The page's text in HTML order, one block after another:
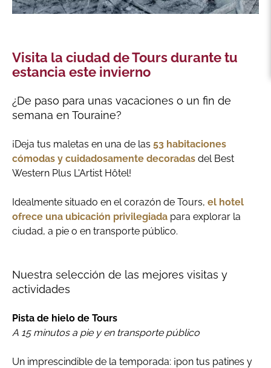
Visita la ciudad de Tours durante tu
estancia este invierno
¿De paso para unas vacaciones o un fin de
semana en Touraine?
¡Deja tus maletas en una de las 53 habitaciones
cómodas y cuidadosamente decoradas del Best
Western Plus L'Artist Hôtel!
Idealmente situado en el corazón de Tours, el hotel
ofrece una ubicación privilegiada para explorar la
ciudad, a pie o en transporte público.
Nuestra selección de las mejores visitas y
actividades
Pista de hielo de Tours
A 15 minutos a pie y en transporte público
Un imprescindible de la temporada: ¡pon tus patines y